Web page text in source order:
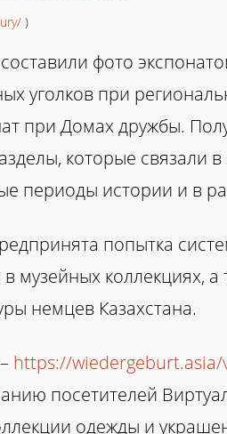
)
фото
уголков при
при Домах дружбы.
которые
периоды истории и в
попытка
коллекциях,
немцев Казахстана.
https://wiedergeburt.asia/
посетителей
одежды и